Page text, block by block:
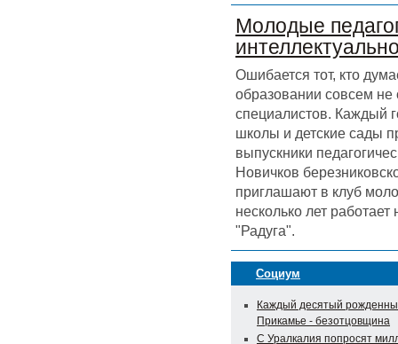
Молодые
Ошибается тот, кто
образовании совсем
специалистов. Каждый
школы и детские сады
выпускники
Новичков
приглашают в клуб
несколько лет
"Радуга".
Социум
Каждый десятый
Прикамье - безотцовщина
С Уралкалия попросят